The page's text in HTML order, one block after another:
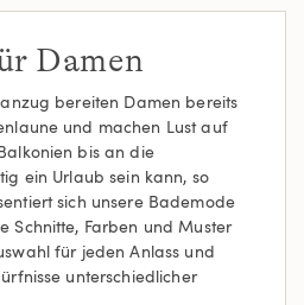
Damen
bereiten Damen bereits
und machen Lust auf
bis an die
ein Urlaub sein kann, so
sich unsere Bademode
Schnitte, Farben und Muster
für jeden Anlass und
unterschiedlicher